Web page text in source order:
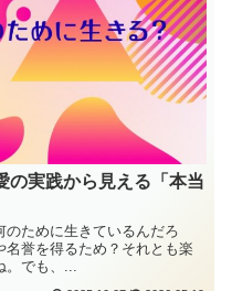
の実践から見える「本当
ために生きているんだろ
名誉を得るため？それとも楽
でも、...